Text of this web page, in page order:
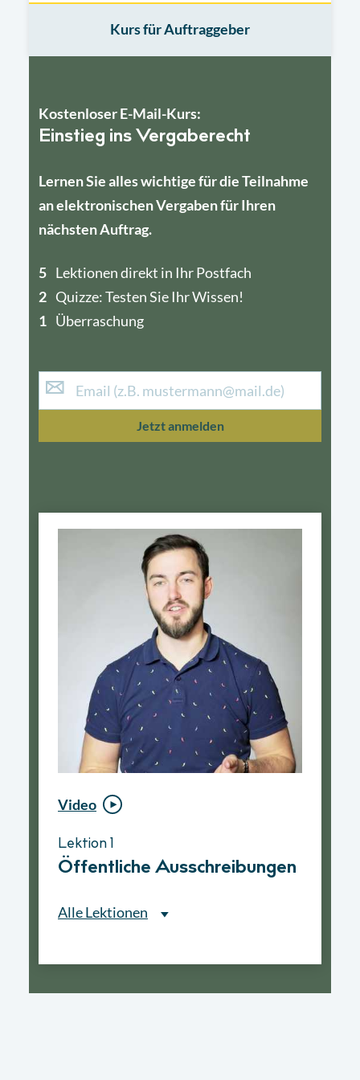
Kurs für Auftraggeber
Kostenloser E-Mail-Kurs:
Einstieg ins Vergaberecht
Lernen Sie alles wichtige für die Teilnahme
an elektronischen Vergaben für Ihren
nächsten Auftrag.
5 Lektionen direkt in Ihr Postfach
2 Quizze: Testen Sie Ihr Wissen!
1 Überraschung
4
1
Jetzt anmelden
Video
Lektion 1
Öffentliche Ausschreibungen
Alle Lektionen
Ablauf eines
Lektion 1